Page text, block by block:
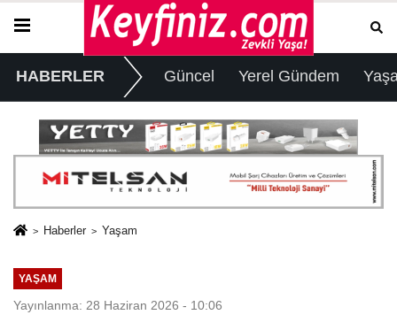
HABERLER Güncel Yerel Gündem
Haberler Yaşam
YAŞAM
Yayınlanma: 28 Haziran 2026 - 10:06